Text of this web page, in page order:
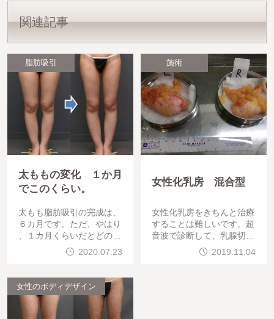
関連記事
脂肪吸引
太ももの変化 １か月
でこのくらい。
太もも脂肪吸引の完成は、
６カ月です。ただ、やはり
、１カ月くらいだとどのく
らいの変化が出るの？とい
う質問が多いです。先日の
2020.07.23
施術
女性化乳房 混合型
女性化乳房をきちんと治療
することは難しいです。超
音波で診断して、乳腺切除
と脂肪吸引を行いました。
20代男性です。夏に服が切
2019.11.04
女性のボディデザイン